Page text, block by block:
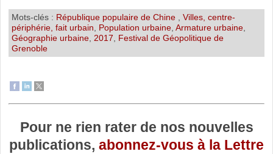
Mots-clés : République populaire de Chine
Villes, centre-
périphérie, fait urbain
Population urbaine, Armature urbaine,
Géographie urbaine, 2017
Festival de Géopolitique de
Grenoble
Pour ne rien rater de nos nouvelles
publications, abonnez-vous à la Lettre